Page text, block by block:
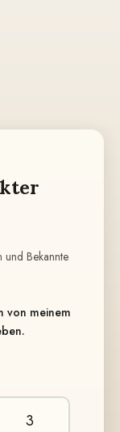
Bekannte
von meinem
3